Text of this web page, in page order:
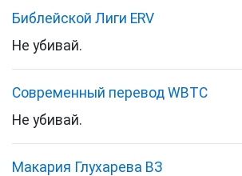
Библейской Лиги ERV
Не убивай.
Cовременный перевод WBTC
Не убивай.
Макария Глухарева ВЗ